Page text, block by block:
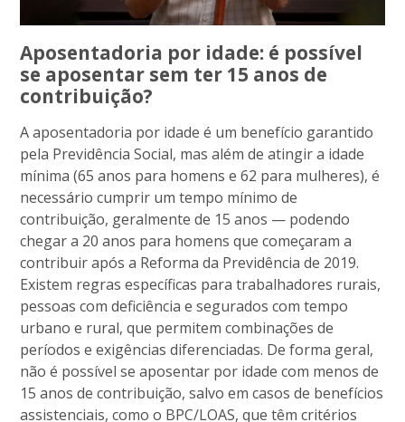
Aposentadoria por idade: é possível
se aposentar sem ter 15 anos de
contribuição?
A aposentadoria por idade é um benefício garantido
pela Previdência Social, mas além de atingir a idade
mínima (65 anos para homens e 62 para mulheres), é
necessário cumprir um tempo mínimo de
contribuição, geralmente de 15 anos — podendo
chegar a 20 anos para homens que começaram a
contribuir após a Reforma da Previdência de 2019.
Existem regras específicas para trabalhadores rurais,
pessoas com deficiência e segurados com tempo
urbano e rural, que permitem combinações de
períodos e exigências diferenciadas. De forma geral,
não é possível se aposentar por idade com menos de
15 anos de contribuição, salvo em casos de benefícios
assistenciais, como o BPC/LOAS, que têm critérios